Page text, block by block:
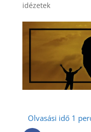
idézetek